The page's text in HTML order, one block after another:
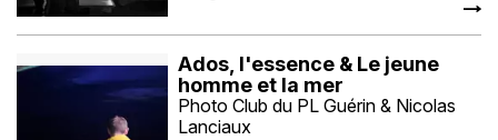
Ados, l'essence & Le jeune
homme et la mer
Photo Club du PL Guérin & Nicolas
Lanciaux